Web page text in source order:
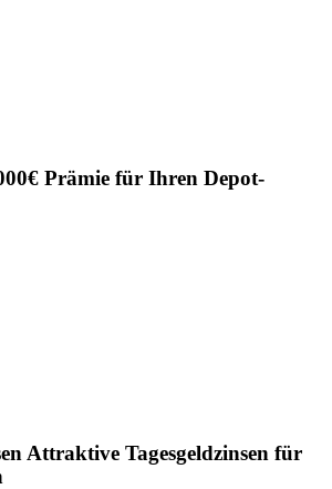
Prämie für Ihren Depot-
Attraktive Tagesgeldzinsen für